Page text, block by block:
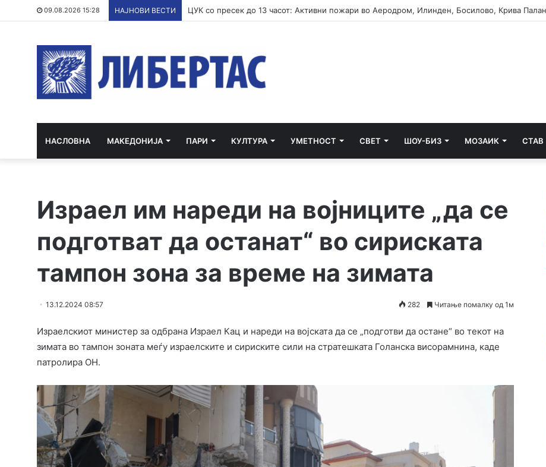
09.08.2026 15:28 НАЈНОВИ ВЕСТИ
НАСЛОВНА МАКЕДОНИЈА ПАРИ КУЛТУРА УМЕТНОСТ СВЕТ ШОУ-БИЗ МОЗАИК СТАВ
Израел им нареди на војниците „да се
подготват да останат“ во сириската
тампон зона за време на зимата
13.12.2024 08:57 282 Читање помалку од 1м
Израелскиот министер за одбрана Израел Кац и нареди на војската да се „подготви да остане“ во текот на
зимата во тампон зоната меѓу израелските и сириските сили на стратешката Голанска висорамнина, каде
патролира ОН.